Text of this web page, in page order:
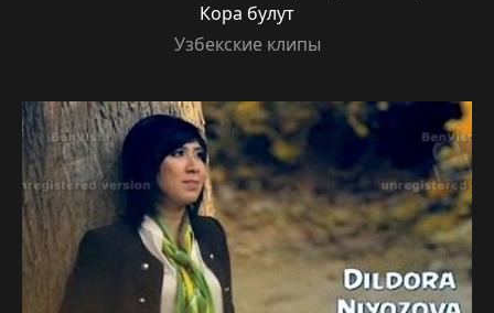
Кора булут
Узбекские клипы